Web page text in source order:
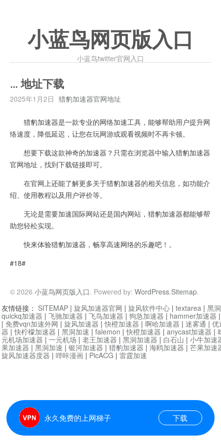
小蓝鸟网页版入口
小蓝鸟twitter官网入口
… 地址下载
2025年1月2日 猎豹加速器官网地址
猎豹加速器是一款专业的网络加速工具，能够帮助用户提升网
络速度，降低延迟，让您在玩网游或观看视频时不再卡顿。
想要下载这款神奇的加速器？只需在浏览器中输入猎豹加速器
官网地址，找到下载链接即可。
在官网上还能了解更多关于猎豹加速器的相关信息，如功能介
绍、使用教程以及用户评价等。
无论是需要加速国际网站还是国内网站，猎豹加速器都能够帮
助您轻松实现。
快来体验猎豹加速器，畅享高速网络的乐趣吧！。
#18#
© 2026 小蓝鸟网页版入口. Powered by: WordPress.Sitemap.
永久免费的上网梯子 下载
友情链接： SITEMAP | 旋风加速器官网 | 旋风软件中心 | textarea | 黑
quickq加速器 | 飞驰加速器 | 飞鸟加速器 | 狗急加速器 | hammer加速器
| 免费vqn加速外网 | 旋风加速器 |快橙加速器 | 啊哈加速器 | 迷雾通 | 优
器 |快柠檬加速器 | 黑洞加速 | falemon |快橙加速器 | anycast加速器 |
元机场加速器 | 一元机场 | 老王加速器 | 黑洞加速器 | 白石山 | 小牛加速
果加速器 | 黑洞加速 | 银河加速器 | 猎豹加速器 | 海鸥加速器 | 芒果加速
旋风加速器度器 | 哔咔漫画 | PicACG | 雷霆加速